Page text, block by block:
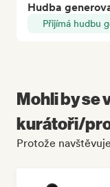
Hudba
Přijímá hudbu
Mohli by se
kurátoři/
Protože